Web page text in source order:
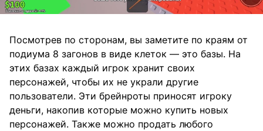
Посмотрев по сторонам, вы заметите по краям от
подиума 8 загонов в виде клеток — это базы. На
этих базах каждый игрок хранит своих
персонажей, чтобы их не украли другие
пользователи. Эти брейнроты приносят игроку
деньги, накопив которые можно купить новых
персонажей. Также можно продать любого